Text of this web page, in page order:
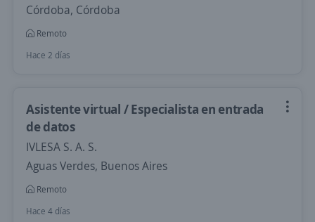
Córdoba, Córdoba
Remoto
Hace 2 días
Asistente virtual / Especialista en entrada
de datos
IVLESA S. A. S.
Aguas Verdes, Buenos Aires
Remoto
Hace 4 días